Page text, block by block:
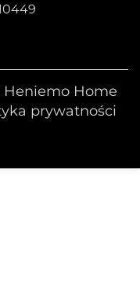
Heniemo Home
prywatności